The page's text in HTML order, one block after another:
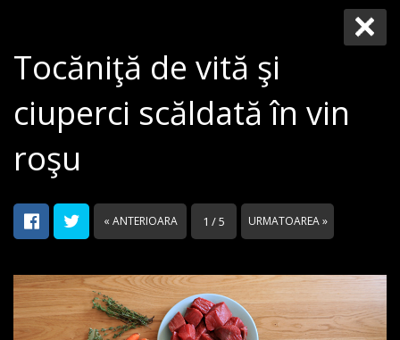
Tocăniţă de vită şi
ciuperci scăldată în vin
roşu
« ANTERIOARA 1 / 5 URMATOAREA »